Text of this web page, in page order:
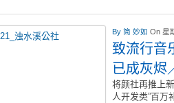
By 简 妙如 On 星
致流行音
已成灰烬
将颜社再推上
人开发类”百万